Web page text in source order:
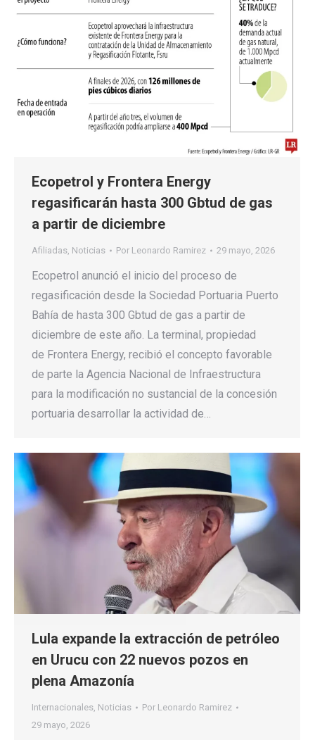
Ecopetrol y Frontera Energy
regasificarán hasta 300 Gbtud de gas
a partir de diciembre
Afiliadas, Noticias Por Leonardo Ramirez 29 mayo, 2026
Ecopetrol anunció el inicio del proceso de
regasificación desde la Sociedad Portuaria Puerto
Bahía de hasta 300 Gbtud de gas a partir de
diciembre de este año. La terminal, propiedad
de Frontera Energy, recibió el concepto favorable
de parte la Agencia Nacional de Infraestructura
para la modificación no sustancial de la concesión
portuaria desarrollar la actividad de…
Lula expande la extracción de petróleo
en Urucu con 22 nuevos pozos en
plena Amazonía
Internacionales, Noticias Por Leonardo Ramirez
29 mayo, 2026